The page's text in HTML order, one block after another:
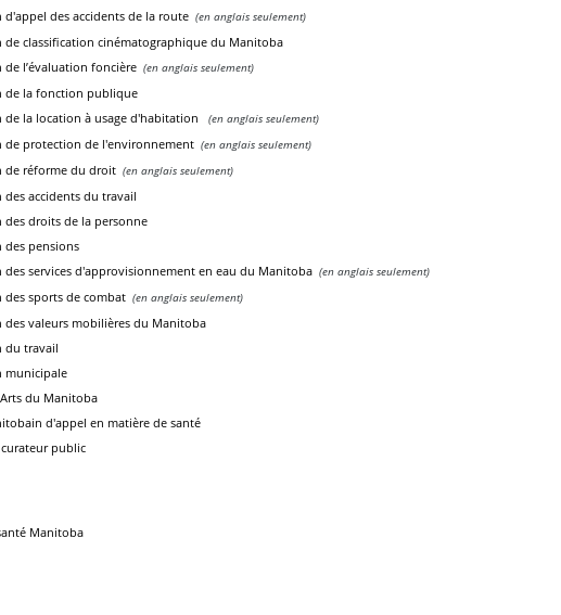
d'appel des accidents de la route (en anglais seulement)
de classification cinématographique du Manitoba
de l’évaluation foncière (en anglais seulement)
de la fonction publique
de la location à usage d'habitation
(en anglais seulement)
de protection de l'environnement (en anglais seulement)
de réforme du droit (en anglais seulement)
des accidents du travail
des droits de la personne
des pensions
des services d'approvisionnement en eau du Manitoba (en anglais seulement)
des sports de combat (en anglais seulement)
des valeurs mobilières du Manitoba
du travail
municipale
du Manitoba
d'appel en matière de santé
public
Manitoba